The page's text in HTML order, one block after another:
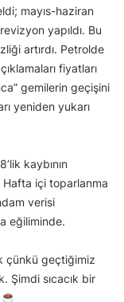
mayıs-haziran
yapıldı. Bu
artırdı. Petrolde
fiyatları
gemilerin geçişini
yeniden yukarı
kaybının
Hafta içi toparlanma
verisi
eğiliminde.
çünkü geçtiğimiz
Şimdi sıcacık bir